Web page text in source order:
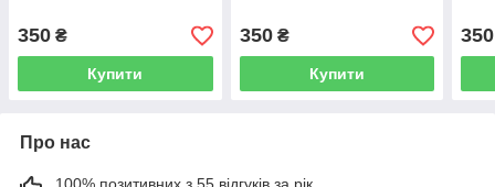
350 ₴
Купити
350₴
Купити
350
Про нас